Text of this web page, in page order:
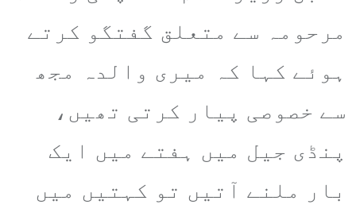
مرحومہ سے متعلق گفتگو کرتے
ہوئے کہا کہ میری والدہ مجھ
سے خصوصی پیار کرتی تھیں،
پنڈی جیل میں ہفتے میں ایک
بار ملنے آتیں تو کہتیں میں